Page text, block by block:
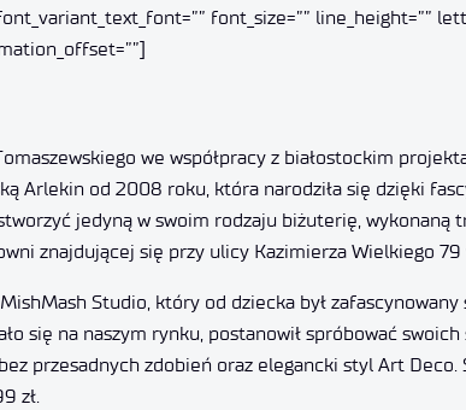
font_size=”” line_height=””
we współpracy z białostockim
Arlekin od 2008 roku, która narodziła się dzięki
jedyną w swoim rodzaju biżuterię,
znajdującej się przy ulicy Kazimierza Wielkiego 79
Studio, który od dziecka był
na naszym rynku, postanowił spróbować swoich
przesadnych zdobień oraz elegancki styl Art
zł.